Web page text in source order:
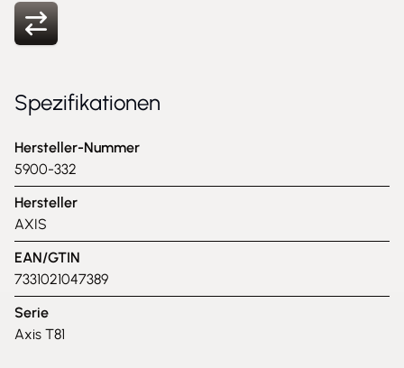
Spezifikationen
Hersteller-Nummer
5900-332
Hersteller
AXIS
EAN/GTIN
7331021047389
Serie
Axis T81